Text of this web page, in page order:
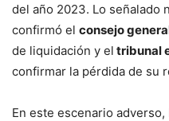
del año 2023. Lo señalado
confirmó el consejo
de liquidación y el tribunal
confirmar la pérdida de su
En este escenario